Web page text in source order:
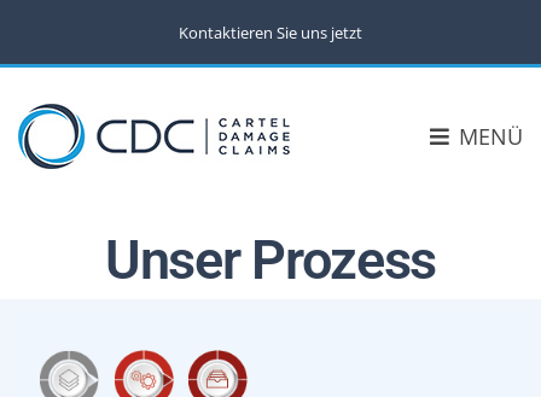
Kontaktieren Sie uns jetzt
MENÜ
Unser Prozess